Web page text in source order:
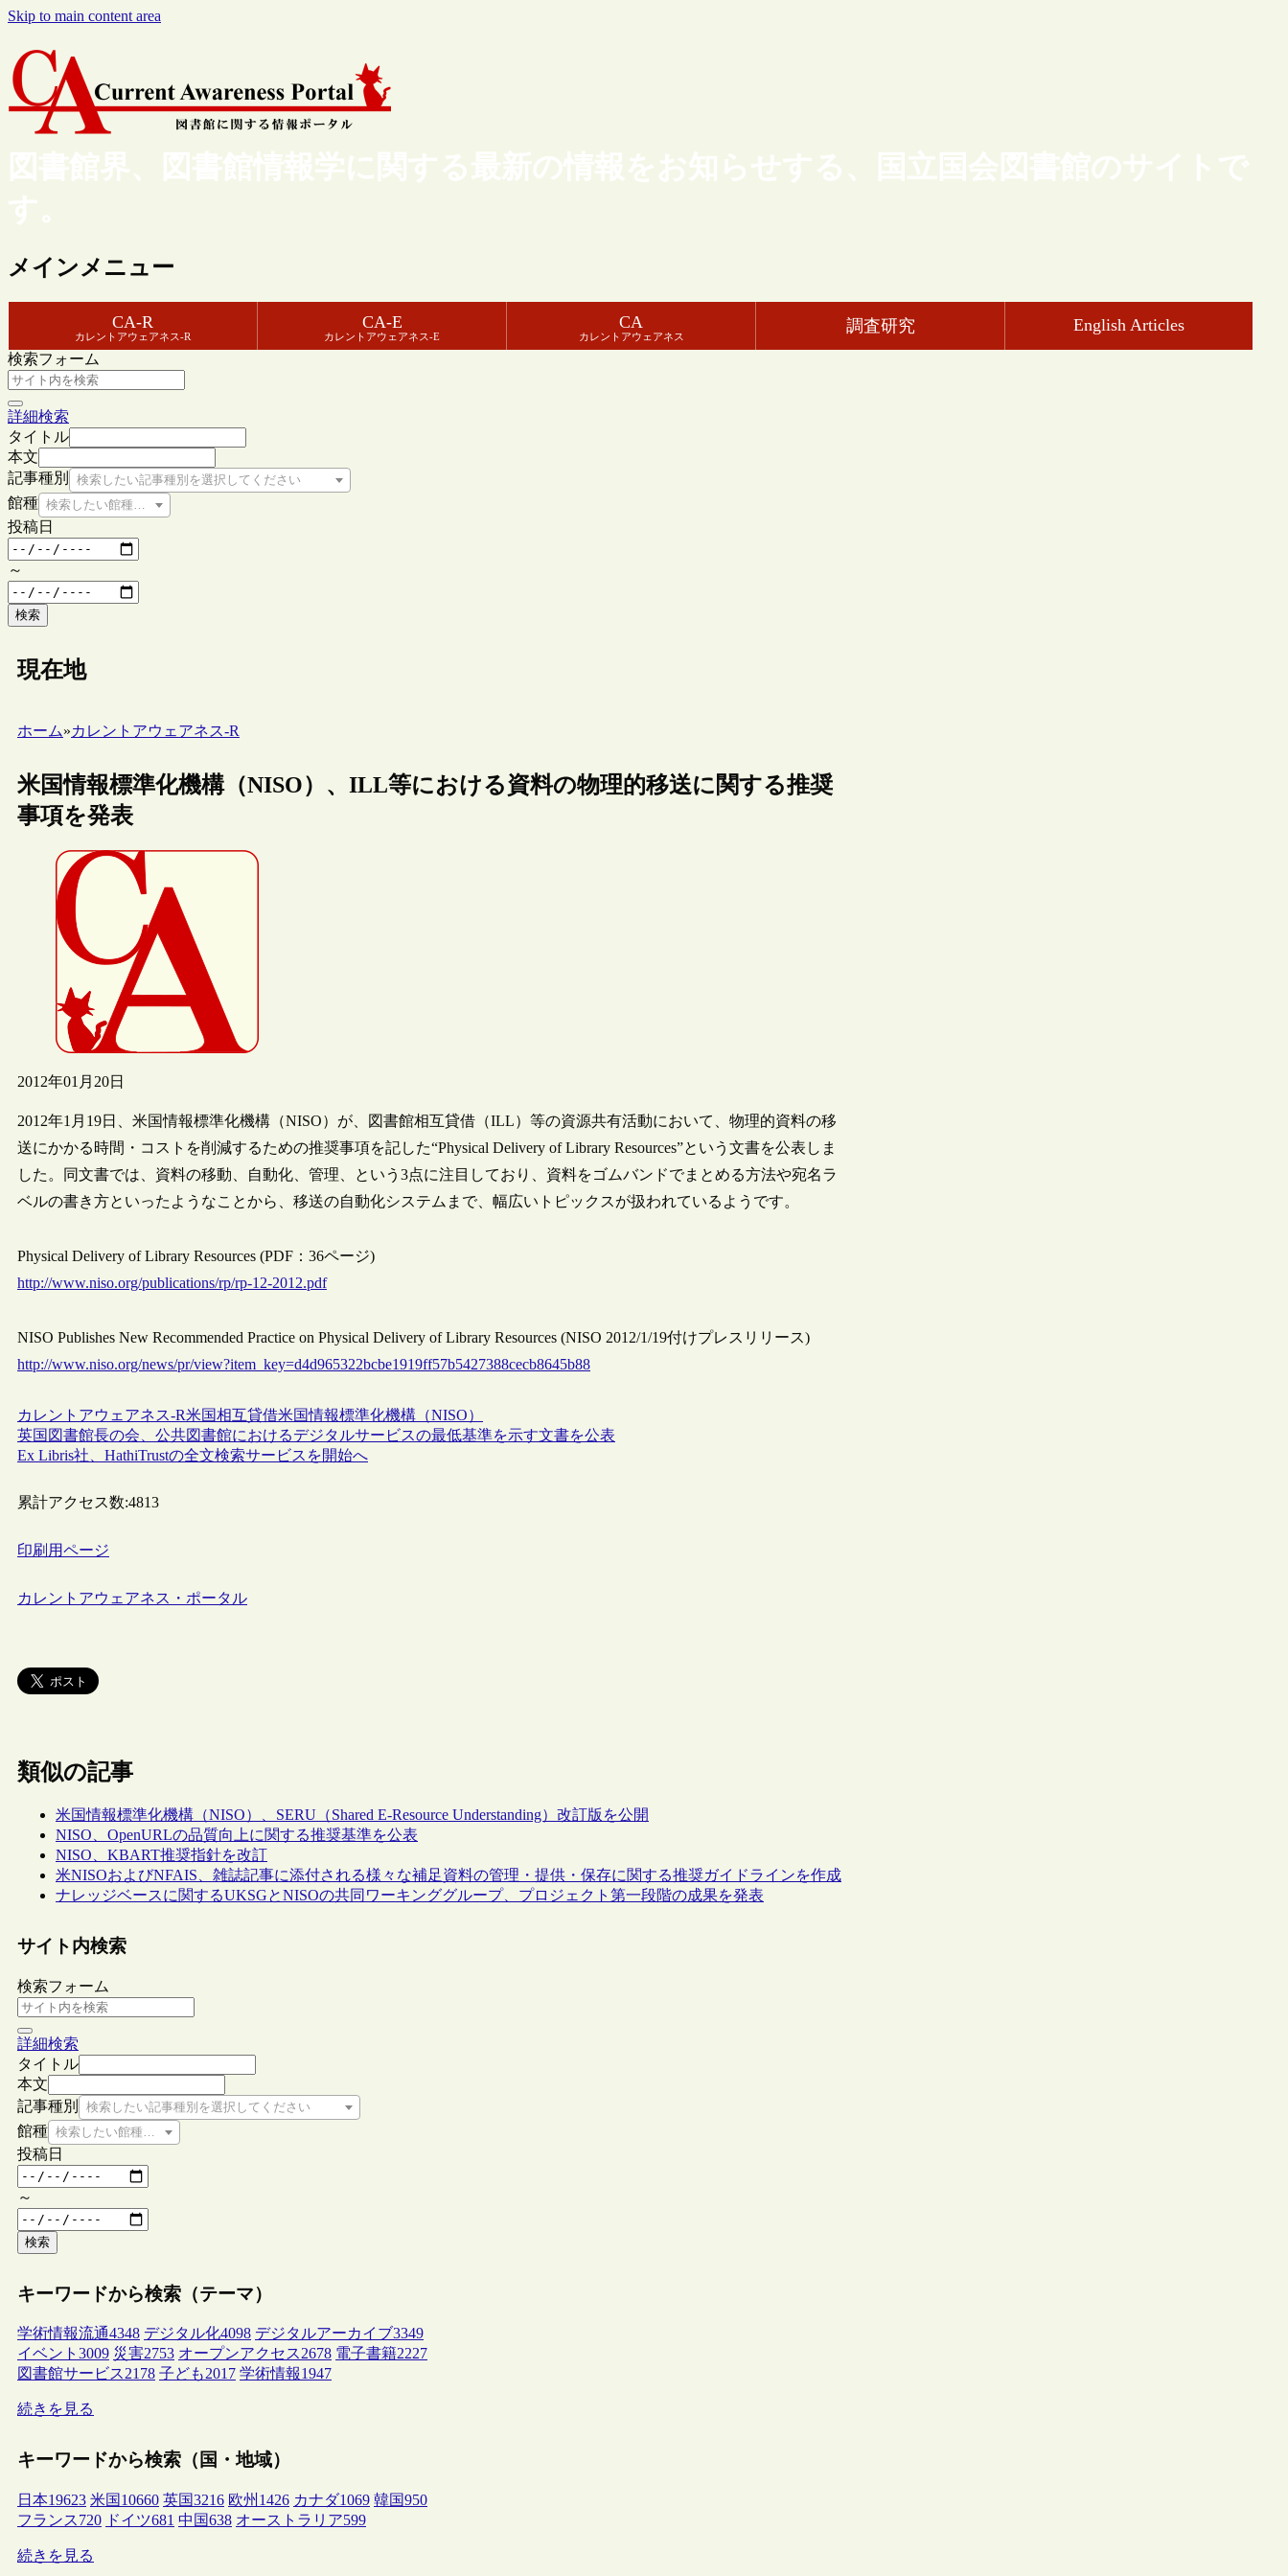
Skip to main content area
図書館界、図書館情報学に関する最新の情報をお知らせする、国立国会図書館のサイトで
す。
メインメニュー
CA-R
カレントアウェアネス-R
CA-E
カレントアウェアネス-E
CA
カレントアウェアネス
調査研究 English Articles
検索フォーム
詳細検索
タイトル
本文
記事種別
検索したい記事種別を選択してください
館種 検索したい館種を選択してください
投稿日
～
検索
現在地
ホーム»カレントアウェアネス-R
米国情報標準化機構（NISO）、ILL等における資料の物理的移送に関する推奨
事項を発表
2012年01月20日
2012年1月19日、米国情報標準化機構（NISO）が、図書館相互貸借（ILL）等の資源共有活動において、物理的資料の移
送にかかる時間・コストを削減するための推奨事項を記した“Physical Delivery of Library Resources”という文書を公表しま
した。同文書では、資料の移動、自動化、管理、という3点に注目しており、資料をゴムバンドでまとめる方法や宛名ラ
ベルの書き方といったようなことから、移送の自動化システムまで、幅広いトピックスが扱われているようです。
Physical Delivery of Library Resources (PDF：36ページ)
http://www.niso.org/publications/rp/rp-12-2012.pdf
NISO Publishes New Recommended Practice on Physical Delivery of Library Resources (NISO 2012/1/19付けプレスリリース)
http://www.niso.org/news/pr/view?item_key=d4d965322bcbe1919ff57b5427388cecb8645b88
カレントアウェアネス-R米国相互貸借米国情報標準化機構（NISO）
英国図書館長の会、公共図書館におけるデジタルサービスの最低基準を示す文書を公表
Ex Libris社、HathiTrustの全文検索サービスを開始へ
累計アクセス数:4813
印刷用ページ
カレントアウェアネス・ポータル
類似の記事
米国情報標準化機構（NISO）、SERU（Shared E-Resource Understanding）改訂版を公開
NISO、OpenURLの品質向上に関する推奨基準を公表
NISO、KBART推奨指針を改訂
米NISOおよびNFAIS、雑誌記事に添付される様々な補足資料の管理・提供・保存に関する推奨ガイドラインを作成
ナレッジベースに関するUKSGとNISOの共同ワーキンググループ、プロジェクト第一段階の成果を発表
サイト内検索
検索フォーム
詳細検索
タイトル
本文
記事種別
検索したい記事種別を選択してください
館種 検索したい館種を選択してください
投稿日
～
検索
キーワードから検索（テーマ）
学術情報流通4348 デジタル化4098 デジタルアーカイブ3349
イベント 3009 災害2753 オープンアクセス2678 電子書籍2227
図書館サービス2178 子ども2017 学術情報1947
続きを見る
キーワードから検索（国・地域）
日本19623 米国 10660 英国3216 欧州 1426 カナダ1069 韓国950
フランス720 ドイツ681 中国638 オーストラリア599
続きを見る